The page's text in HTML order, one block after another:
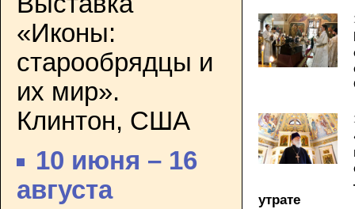
«Иконы:
старообрядцы и
их мир».
Клинтон, США
10 июня – 16
августа
утрате